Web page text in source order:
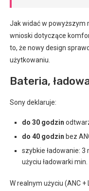
Jak widać w powyższym
wnioski dotyczące
to, że nowy design
użytkowaniu.
Bateria,
Sony deklaruje:
do 30 godzin
do 40 godzin bez
szybkie ładowanie:
użyciu ładowarki min.
W realnym użyciu (ANC +